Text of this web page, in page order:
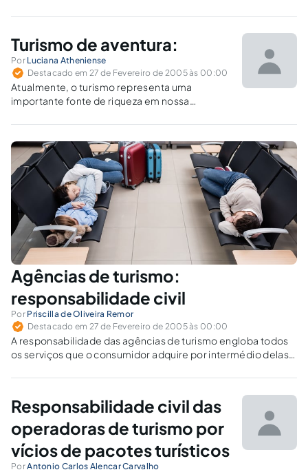
com o vôo 1907 da Gol, tem provocado atrasos
grande infortúnio para milhares de…
Turismo de aventura:
Por Luciana Atheniense
Destacado em 27 de Fevereiro de 2005 às 00:00
Atualmente, o turismo representa uma
importante fonte de riqueza em nossa
empresas públicas e privadas, dispostas a
desenvolvê-lo de forma profissional. Nos
últimos anos, surgiu uma nova modalidade de
turismo, o de aventura.…
Agências de turismo:
responsabilidade civil
Por Priscilla de Oliveira Remor
Destacado em 27 de Fevereiro de 2005 às 00:00
A responsabilidade das agências de turismo engloba todos
os serviços que o consumidor adquire por intermédio delas,
hotel.
Responsabilidade civil das
operadoras de turismo por
vícios de pacotes turísticos
PorAntonio Carlos Alencar Carvalho